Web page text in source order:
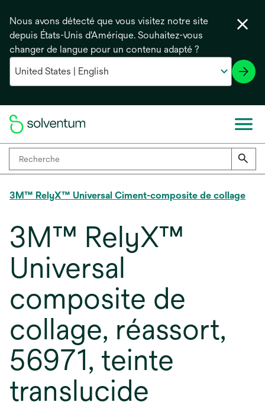
Nous avons détecté que vous visitez notre site
depuis États-Unis d'Amérique. Souhaitez-vous
changer de langue pour un contenu adapté ?
3M™ RelyX™ Universal Ciment-composite de collage
3M™ RelyX™
Universal
composite de
collage, réassort,
56971, teinte
translucide